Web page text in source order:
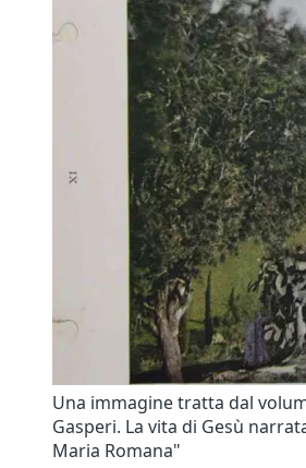
Una immagine tratta dal
Gasperi. La vita di Gesù
Maria Romana"